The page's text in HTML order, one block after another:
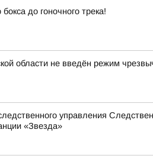
до гоночного трека!
области не введён режим
управления
«Звезда»